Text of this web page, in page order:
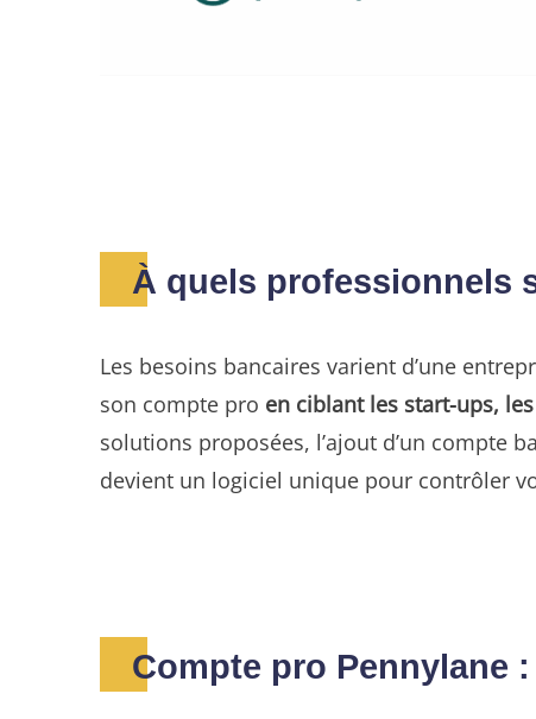
À quels professionnels
Les besoins bancaires varient d’une
son compte pro en ciblant les start-ups,
solutions proposées, l’ajout d’un compte
devient un logiciel unique pour contrôler
Compte pro Pennylane